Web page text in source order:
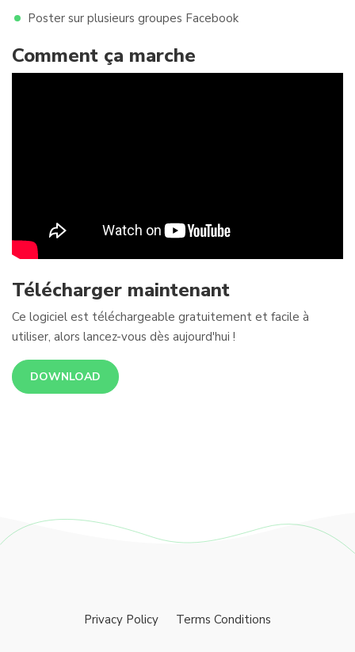
Poster sur plusieurs groupes Facebook
Comment ça marche
Télécharger maintenant
Ce logiciel est téléchargeable gratuitement et facile à
utiliser, alors lancez-vous dès aujourd'hui !
DOWNLOAD
Privacy Policy Terms Conditions